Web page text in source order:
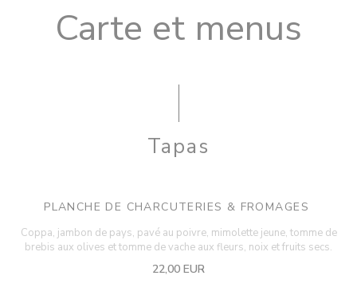
Carte et menus
Tapas
PLANCHE DE CHARCUTERIES & FROMAGES
Coppa, jambon de pays, pavé au poivre, mimolette jeune, tomme de
brebis aux olives et tomme de vache aux fleurs, noix et fruits secs.
22,00 EUR